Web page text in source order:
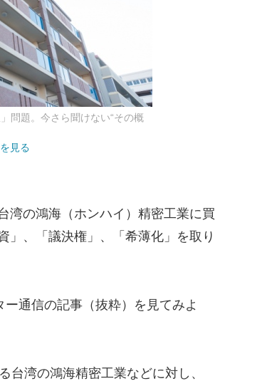
問題。今さら聞けない“その概
見る
の鴻海（ホンハイ）精密工業に買
」、「議決権」、「希薄化」を取り
通信の記事（抜粋）を見てみよ
湾の鴻海精密工業などに対し、